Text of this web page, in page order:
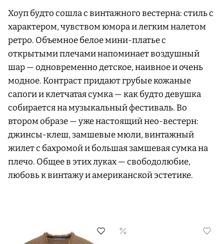
Хоуп будто сошла с винтажного вестерна: стиль с
характером, чувством юмора и легким налетом
ретро. Объемное белое мини-платье с
открытыми плечами напоминает воздушный
шар — одновременно детское, наивное и очень
модное. Контраст придают грубые кожаные
сапоги и клетчатая сумка — как будто девушка
собирается на музыкальный фестиваль. Во
втором образе — уже настоящий нео-вестерн:
джинсы-клеш, замшевые мюли, винтажный
жилет с бахромой и большая замшевая сумка на
плечо. Общее в этих луках — свободолюбие,
любовь к винтажу и американской эстетике.